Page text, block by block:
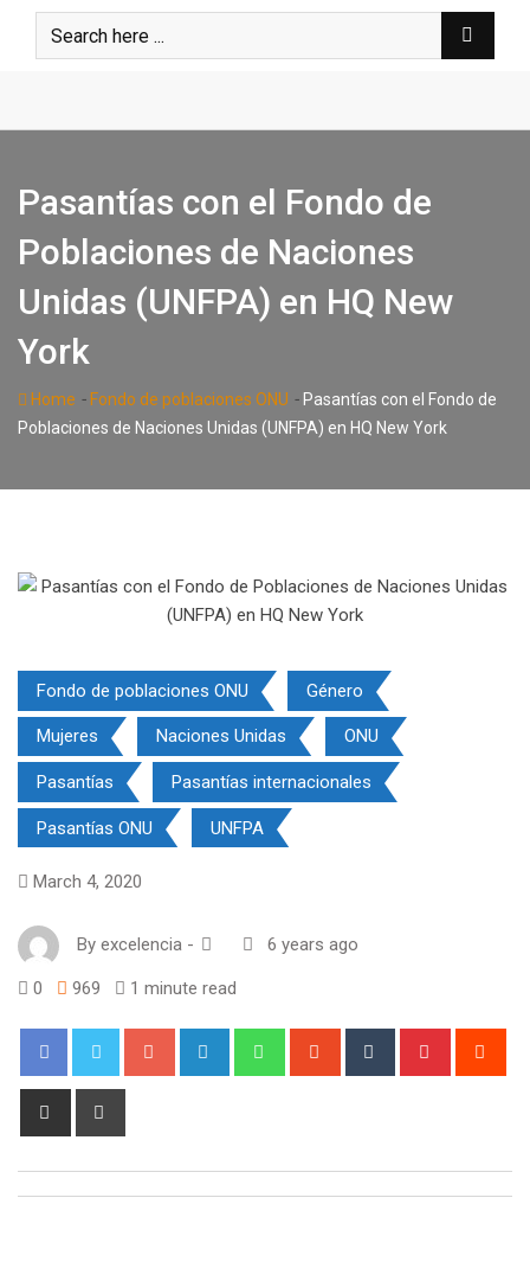
Pasantías con el Fondo de
Poblaciones de Naciones
Unidas (UNFPA) en HQ New
York
Home - Fondo de poblaciones ONU - Pasantías con el Fondo de
Poblaciones de Naciones Unidas (UNFPA) en HQ New York
Fondo de poblaciones ONU Género
Mujeres Naciones Unidas ONU
Pasantías Pasantías internacionales
Pasantías ONU UNFPA
March 4, 2020
By excelencia - 6 years ago
0 969 1 minute read
Google+ LinkedIn WhatsappStumbleUpon
Tumblr Pinterest
Share